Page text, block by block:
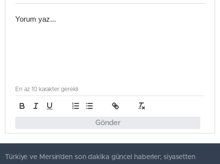
Gönder
En az 10 karakter gerekli
Türkiye ve Mersin’den son dakika güncel haberler; siyasetten